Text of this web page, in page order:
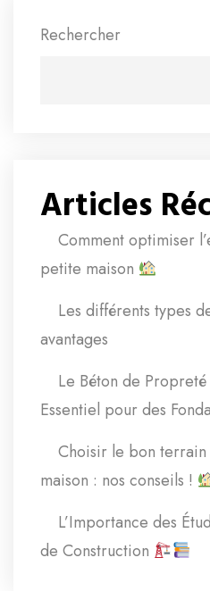
Rechercher
Articles
Comment optimiser
petite maison
Les différents types
avantages
Le Béton de
Essentiel pour des
Choisir le bon
maison : nos conseils !
L’Importance des
de Construction